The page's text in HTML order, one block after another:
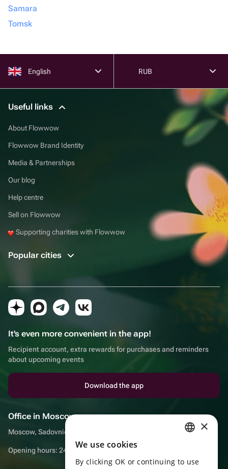
Samara
Tomsk
English RUB
Useful links
About Flowwow
Flowwow Brand Identity
Media & Partnerships
Our blog
Help centre
Sell on Flowwow
Supporting charities with Flowwow
Popular cities
It's even more convenient in the app!
Recipient account, extra rewards for purchases and reminders
about upcoming events
Download the app
Office in Moscow
Moscow, Sadovnicheskaya embankment, 9, room 2/3
Opening hours: 24/7
ENGLISH
×
We use cookies
By clicking OK or continuing to use